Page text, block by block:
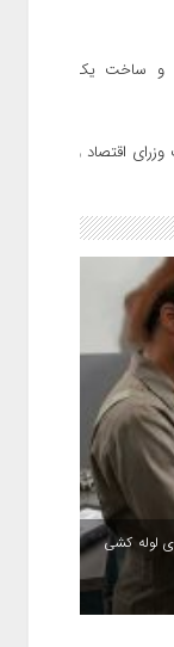
و ساخت یک
اقتصاد و
لوله کشی